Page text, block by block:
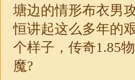
塘边的情形布衣男
恒讲起这么多年的
个样子，传奇1.85
魔?